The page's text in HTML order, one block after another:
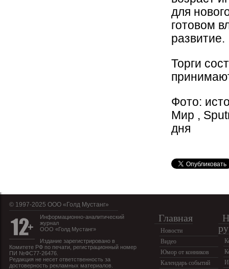
для
готовом
развитие.
Торги
Фото:
Мир ,
дня
© 1997-2025 OOO «Голд Мустанг»
Информационно-аналитический
журнал
ООО «Голд Мустанг»
Издание зарегистрировано в
Комитете РФ по печати, регистрационный номер
ПИ №ФС77-26476.
Редакция не несет ответственность за
достоверность рекламных материалов.
Главная
Новости
Видео
Юмор от конников
Календарь событий